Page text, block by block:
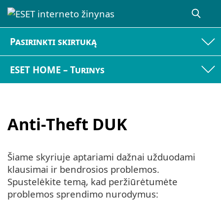
Pasirinkti skirtuką
ESET HOME – Turinys
Anti-Theft DUK
Šiame skyriuje aptariami dažnai užduodami
klausimai ir bendrosios problemos.
Spustelėkite temą, kad peržiūrėtumėte
problemos sprendimo nurodymus: